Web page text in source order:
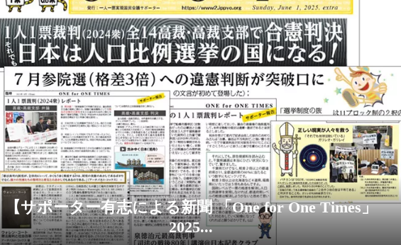
08-25
【2024/08/04付東京新聞に升永英俊弁護士のインタビュー記事が掲載
されました（記事リンク）】
08-10
【サポーター有志による新聞 「One for One Times」 20240808号を発
行しました】
07-02
6/29「選挙権・選挙制度および国民の政治参加に関する比較法的研
究」第1回シンポジウムが開催されました
05-03
【御礼及び意見広告掲載のためのご寄付のお願い】皆様からのご寄付
を得て、今年の憲法記念日も意見広告が掲載できました。厚く御礼申し上
げます。引き続きご支援をお願いいたします。寄付はこちらから
05-03
【2024/05/03 東京新聞で意見広告（教えて0.6票君！）が掲載されま
した】
04-03
【サポーター有志による新聞 「One for One Times」 20240401号を発
行しました】
【サポーター有志による新聞 「One for One Times」
2025...